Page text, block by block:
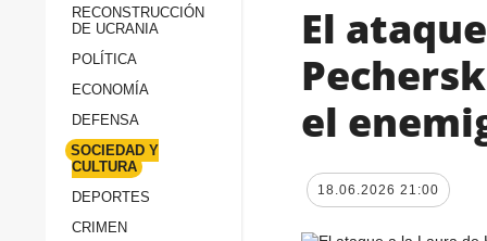
TODAS LAS
Reconstrucción de
RECONSTRUCCIÓN
DE UCRANIA
POLÍTICA
ECONOMÍA
DEFENSA
SOCIEDAD Y
CULTURA
DEPORTES
CRIMEN
El
el
18.06.2026 21:00